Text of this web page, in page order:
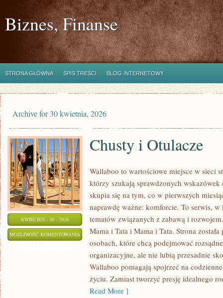
Biznes, Finanse
STRONA GŁÓWNA SPIS TREŚCI BLOG INTERNETOWY
Archive for 30 kwietnia, 2026
KWIECIEŃ - 30 - 2026
MOŻLIWOŚĆ KOMENTOWANIA CHUSTY
OTULACZE
Chusty i Otulacze
Wallaboo to wartościowe miejsce w sieci
którzy szukają sprawdzonych
skupia się na tym, co w pierwszych
naprawdę ważne: komforcie. To serwis,
tematów związanych z zabawą i
Mama i Tata i Mama i Tata. Strona
osobach, które chcą podejmować
organizacyjne, ale nie lubią przesadnie
Wallaboo pomagają spojrzeć na
życiu. Zamiast tworzyć presję idealnego
Read More ]